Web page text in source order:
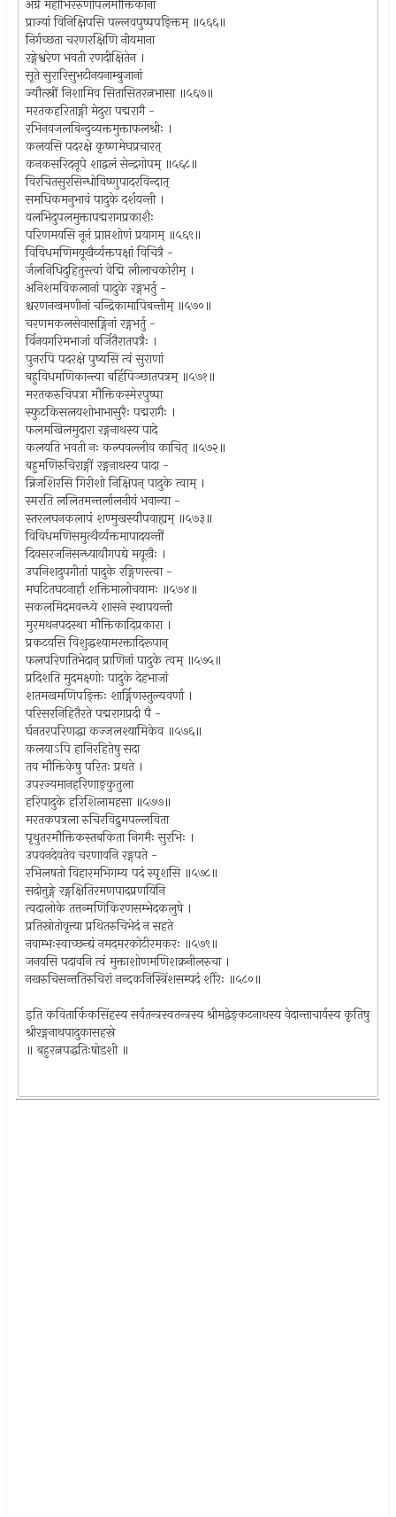
अग्रे महोभिररुणोपलमौक्तिकानां
प्राज्यां विनिक्षिपसि पल्लवपुष्पपङ्क्तिम् ॥५६६॥
निर्गच्छता चरणरक्षिणि नीयमाना
रङ्गेश्वरेण भवती रणदीक्षितेन ।
सूते सुरारिसुभटीनयनाम्बुजानां
ज्यौत्स्नीं निशामिव सितासितरत्नभासा ॥५६७॥
मरतकहरिताङ्गी मेदुरा पद्मरागै -
रभिनवजलबिन्दुव्यक्तमुक्ताफलश्रीः ।
कलयसि पदरक्षे कृष्णमेघप्रचारत्
कनकसरिदनूपे शाद्वलं सेन्द्रगोपम् ॥५६८॥
विरचितसुरसिन्धोविष्णुपादरविन्दात्
समधिकमनुभावं पादुके दर्शयन्ती ।
वलभिदुपलमुक्तापद्मरागप्रकाशैः
परिणमयसि नूनं प्राप्तशोणं प्रयागम् ॥५६९॥
विविधमणिमयूखैर्व्यक्तपक्षां विचित्रै -
र्जलनिधिदुहितुस्त्वां वेद्मि लीलाचकोरीम् ।
अनिशमविकलानां पादुके रङ्गभर्तु -
श्चरणनखमणीनां चन्द्रिकामापिबन्तीम् ॥५७०॥
चरणमकलसेवासङ्गिनां रङ्गभर्तु -
र्विनयगरिमभाजां वर्जितैरातपत्रैः ।
पुनरपि पदरक्षे पुष्यसि त्वं सुराणां
बहुविधमणिकान्त्या बर्हिपिञ्छातपत्रम् ॥५७१॥
मरतकरुचिपत्रा मौक्तिकस्मेरपुष्पा
स्फुटकिसलयशोभाभासुरैः पद्मरागैः ।
फलमखिलमुदारा रङ्गनाथस्य पादे
कलयति भवती नः कल्पवल्लीव काचित् ॥५७२॥
बहुमणिरुचिराङ्गीं रङ्गनाथस्य पादा -
न्निजशिरसि गिरीशो निक्षिपन् पादुके त्वाम् ।
स्मरति ललितमन्तर्लालनीयं भवान्या -
स्तरलघनकलापं शण्मुखस्यौपवाह्यम् ॥५७३॥
विविधमणिसमुत्थैर्व्यक्तमापादयन्तीं
दिवसरजनिसन्ध्यायौगपद्ये मयूखैः ।
उपनिशदुपगीतां पादुके रङ्गिणस्त्वा -
मघटितघटनार्हां शक्तिमालोचयामः ॥५७४॥
सकलमिदमवन्ध्ये शासने स्थापयन्ती
मुरमथनपदस्था मौक्तिकादिप्रकारा ।
प्रकटयसि विशुद्धश्यामरक्तादिरूपान्
फलपरिणतिभेदान् प्राणिनां पादुके त्वम् ॥५७५॥
प्रदिशति मुदमक्ष्णोः पादुके देहभाजां
शतमखमणिपङ्क्तिः शार्ङ्गिणस्तुल्यवर्णा ।
परिसरनिहितैरते पद्मरागप्रदी पै -
र्घनतरपरिणद्धा कज्जलश्यामिकेव ॥५७६॥
कलयाऽपि हानिरहितेषु सदा
तव मौक्तिकेषु परितः प्रथते ।
उपरज्यमानहरिणाङ्कुतुला
हरिपादुके हरिशिलामहसा ॥५७७॥
मरतकपत्रला रुचिरविद्रुमपल्लविता
पृथुतरमौक्तिकस्तबकिता निगमैः सुरभिः ।
उपवनदेवतेव चरणावनि रङ्गपते -
रभिलषतो विहारमभिगम्य पदं स्पृशसि ॥५७८॥
सदोत्तुङ्गे रङ्गक्षितिरमणपादप्रणयिनि
त्वदालोके तत्तन्मणिकिरणसम्भेदकलुषे ।
प्रतिस्रोतोवृत्त्या प्रथितरुचिभेदं न सहते
नवाम्भःस्वाच्छन्द्यं नमदमरकोटीरमकरः ॥५७९॥
जनयसि पदावनि त्वं मुक्ताशोणमणिशक्रनीलरुचा ।
नखरुचिसन्ततिरुचिरां नन्दकनिस्त्रिंशसम्पदं शौरेः ॥५८०॥
इति कवितार्किकसिंहस्य सर्वतन्त्रस्वतन्त्रस्य श्रीमद्वेङ्कटनाथस्य वेदान्ताचार्यस्य कृतिषु
श्रीरङ्गनाथपादुकासहस्रे
॥ बहुरत्नपद्धतिःषोडशी ॥